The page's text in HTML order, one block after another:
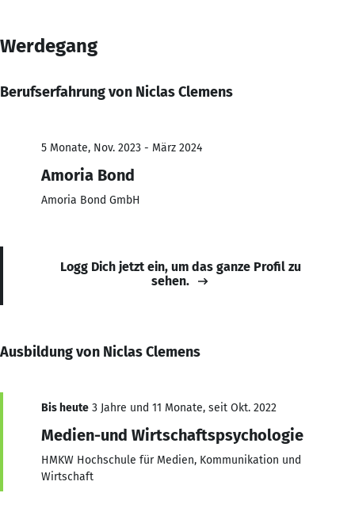
Werdegang
Berufserfahrung von Niclas Clemens
5 Monate, Nov. 2023 - März 2024
Amoria Bond
Amoria Bond GmbH
Logg Dich jetzt ein, um das ganze Profil zu
sehen.
Ausbildung von Niclas Clemens
Bis heute 3 Jahre und 11 Monate, seit Okt. 2022
Medien-und Wirtschaftspsychologie
HMKW Hochschule für Medien, Kommunikation und
Wirtschaft